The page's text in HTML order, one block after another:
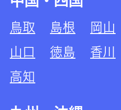
鳥取 島根 岡山
山口
徳島 香川
高知